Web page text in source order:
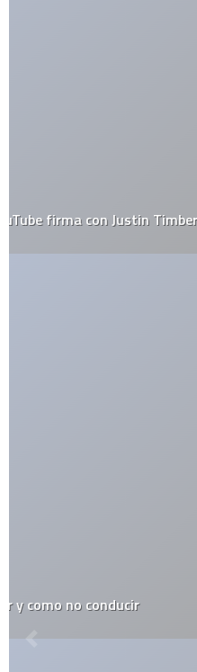
Los LEDs mas llamativos
El Tphone un clon del Iphone